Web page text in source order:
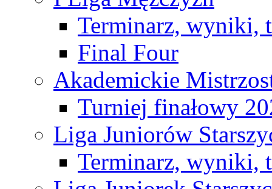
Terminarz, wyniki,
Final Four
Akademickie
Turniej finałowy
Liga Juniorów
Terminarz, wyniki,